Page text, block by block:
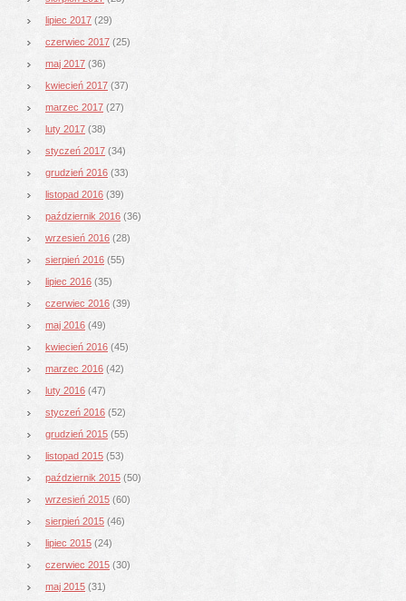
lipiec 2017 (29)
czerwiec 2017 (25)
maj 2017 (36)
kwiecień 2017 (37)
marzec 2017 (27)
luty 2017 (38)
styczeń 2017 (34)
grudzień 2016 (33)
listopad 2016 (39)
październik 2016 (36)
wrzesień 2016 (28)
sierpień 2016 (55)
lipiec 2016 (35)
czerwiec 2016 (39)
maj 2016 (49)
kwiecień 2016 (45)
marzec 2016 (42)
luty 2016 (47)
styczeń 2016 (52)
grudzień 2015 (55)
listopad 2015 (53)
październik 2015 (50)
wrzesień 2015 (60)
sierpień 2015 (46)
lipiec 2015 (24)
czerwiec 2015 (30)
maj 2015 (31)